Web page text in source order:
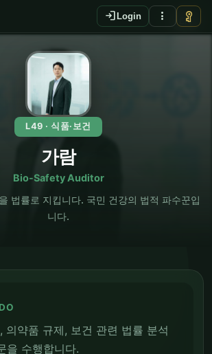
login Login more_vert vpn_key
EN
L49 · 식품·보건
가람
Bio-Safety Auditor
법률로 지킵니다. 국민 건강의 법적 파수꾼입
니다.
의약품 규제, 보건 관련 법률 분석
을 수행합니다.